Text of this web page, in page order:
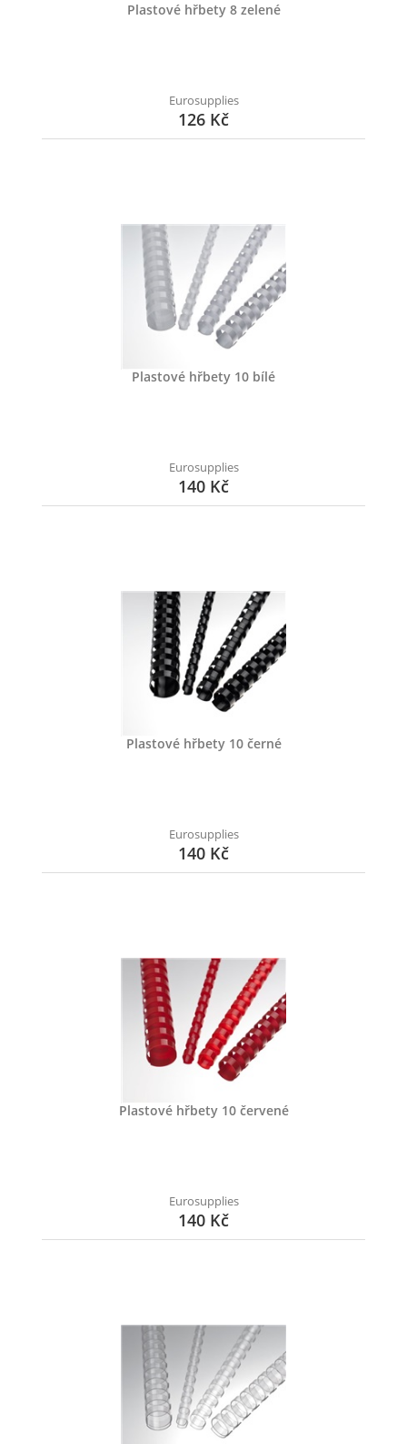
Plastové hřbety 8 zelené
Eurosupplies
126 Kč
Plastové hřbety 10 bílé
Eurosupplies
140 Kč
Plastové hřbety 10 černé
Eurosupplies
140 Kč
Plastové hřbety 10 červené
Eurosupplies
140 Kč